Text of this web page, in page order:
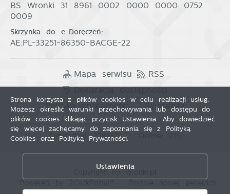
BS Wronki 31 8961 0002 0000 0000 0752
0009
Skrzynka do e-Doręczeń:
AE:PL-33251-86350-BACGE-22
Mapa serwisu
RSS
Deklaracja dostępności
Polityka prywatności
Sygnalista
Odwiedzin: 3784879
Strona korzysta z plików cookies w celu realizacji usług.
Możesz określić warunki przechowywania lub dostępu do
plików cookies klikając przycisk Ustawienia. Aby dowiedzieć
się więcej zachęcamy do zapoznania się z Polityką
Cookies oraz Polityką Prywatności.
Ustawienia
Zapisz wybrane